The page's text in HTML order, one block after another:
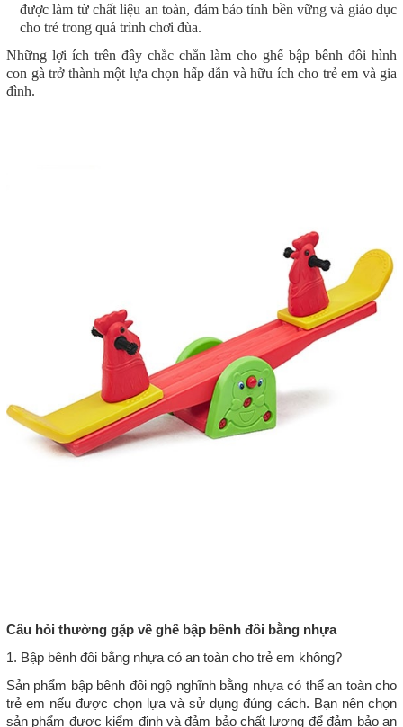
được làm từ chất liệu an toàn, đảm bảo tính bền vững và giáo dục
cho trẻ trong quá trình chơi đùa.
Những lợi ích trên đây chắc chắn làm cho ghế bập bênh đôi hình
con gà trở thành một lựa chọn hấp dẫn và hữu ích cho trẻ em và gia
đình.
Câu hỏi thường gặp về ghế bập bênh đôi bằng nhựa
1. Bập bênh đôi bằng nhựa có an toàn cho trẻ em không?
Sản phẩm bập bênh đôi ngộ nghĩnh bằng nhựa có thể an toàn cho
trẻ em nếu được chọn lựa và sử dụng đúng cách. Bạn nên chọn
sản phẩm được kiểm định và đảm bảo chất lượng để đảm bảo an